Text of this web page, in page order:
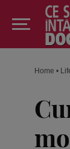
Home •